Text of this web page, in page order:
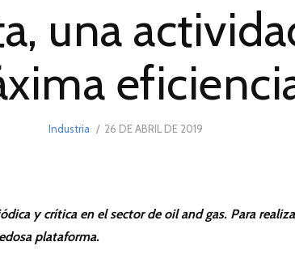
una
Industria
POSTED
26 DE ABRIL DE 2019
plataforma.